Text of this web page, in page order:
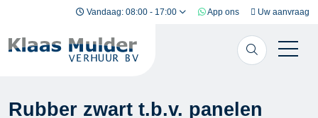
Ga naar inhoud Vandaag: 08:00 - 17:00 App ons Uw aanvraag
Rubber zwart t.b.v. panelen